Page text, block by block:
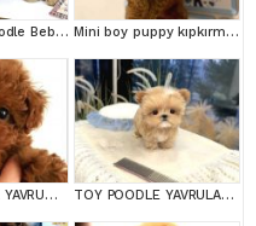
Minnos Toy Poodle Bebeklerimiz Mini boy puppy kıpkırmızı ev üretimi yavrularımız TOOY POODLE
TOOY POODLE YAVRUMUZ 0 TEACUP TOY POODLE YAVRULARIM